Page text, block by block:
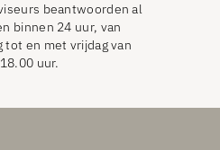
beantwoorden al
binnen 24 uur, van
tot en met vrijdag van
uur.